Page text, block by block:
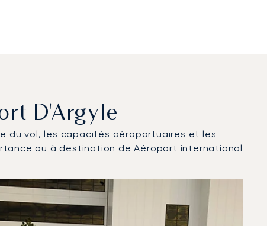
D'Argyle
du vol, les capacités aéroportuaires et les
ou à destination de Aéroport international